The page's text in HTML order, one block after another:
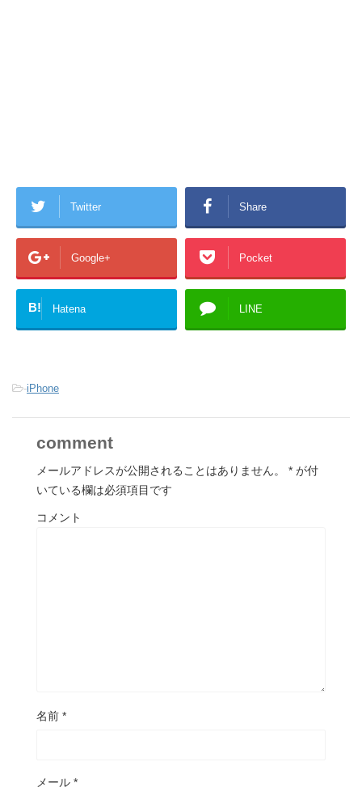
Twitter Share
Google+ Pocket
B! Hatena LINE
-iPhone
comment
メールアドレスが公開されることはありません。 * が付
いている欄は必須項目です
コメント
名前 *
メール *